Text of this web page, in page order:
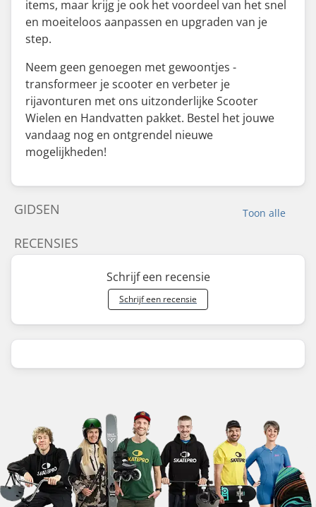
items, maar krijg je ook het voordeel van het snel
en moeiteloos aanpassen en upgraden van je
step.
Neem geen genoegen met gewoontjes -
transformeer je scooter en verbeter je
rijavonturen met ons uitzonderlijke Scooter
Wielen en Handvatten pakket. Bestel het jouwe
vandaag nog en ontgrendel nieuwe
mogelijkheden!
Toon alle
GIDSEN
RECENSIES
Schrijf een recensie
Schrijf een recensie